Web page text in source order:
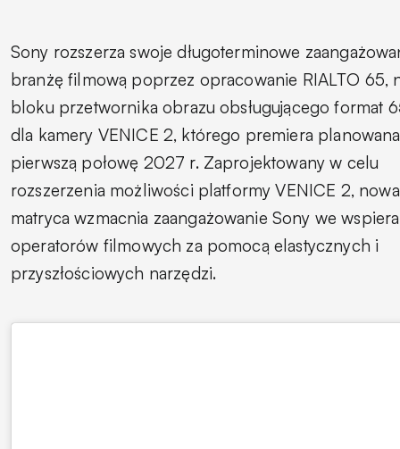
Sony rozszerza swoje długoterminowe
branżę filmową poprzez opracowanie RIALTO 65,
bloku przetwornika obrazu obsługującego format
dla kamery VENICE 2, którego premiera
pierwszą połowę 2027 r. Zaprojektowany w celu
rozszerzenia możliwości platformy VENICE 2, nowa
matryca wzmacnia zaangażowanie Sony we
operatorów filmowych za pomocą elastycznych i
przyszłościowych narzędzi.